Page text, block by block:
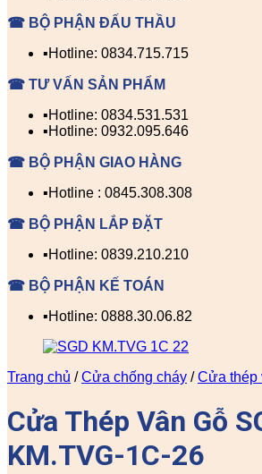
☎ BỘ PHẬN ĐẤU THẦU
▪️Hotline: 0834.715.715
☎ TƯ VẤN SẢN PHẨM
▪️Hotline: 0834.531.531
▪️Hotline: 0932.095.646
☎ BỘ PHẬN GIAO HÀNG
▪️Hotline : 0845.308.308
☎ BỘ PHẬN LẮP ĐẶT
▪️Hotline: 0839.210.210
☎ BỘ PHẬN KẾ TOÁN
▪️Hotline: 0888.30.06.82
Trang chủ / Cửa chống cháy / Cửa thép
Cửa Thép Vân Gỗ
KM.TVG-1C-26